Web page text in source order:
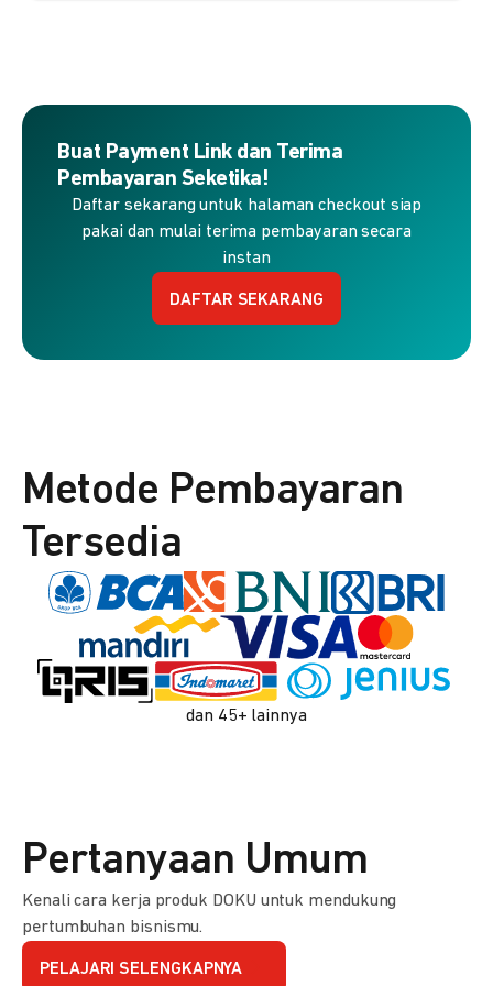
Buat Payment Link dan Terima
Pembayaran Seketika!
Daftar sekarang untuk halaman checkout siap
pakai dan mulai terima pembayaran secara
instan
DAFTAR SEKARANG
Metode Pembayaran
Tersedia
dan 45+ lainnya
Pertanyaan Umum
Kenali cara kerja produk DOKU untuk mendukung
pertumbuhan bisnismu.
PELAJARI SELENGKAPNYA